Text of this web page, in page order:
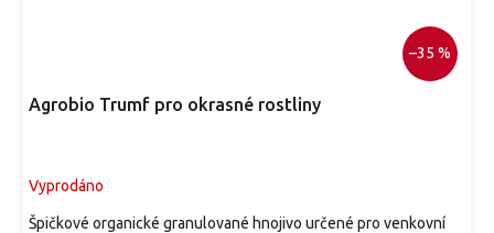
–35 %
Agrobio Trumf pro okrasné rostliny
Vyprodáno
Špičkové organické granulované hnojivo určené pro venkovní